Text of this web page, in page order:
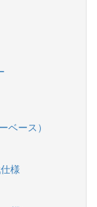
ベース）
様